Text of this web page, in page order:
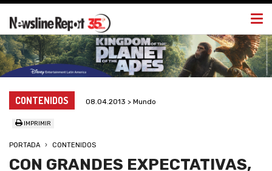
CONTENIDOS 08.04.2013 > Mundo
IMPRIMIR
PORTADA CONTENIDOS
CON GRANDES EXPECTATIVAS,